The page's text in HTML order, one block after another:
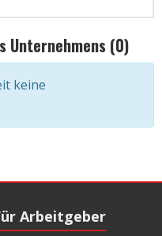
Unternehmens (0)
keine
Arbeitgeber